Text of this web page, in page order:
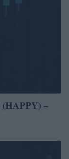
(HAPPY) –